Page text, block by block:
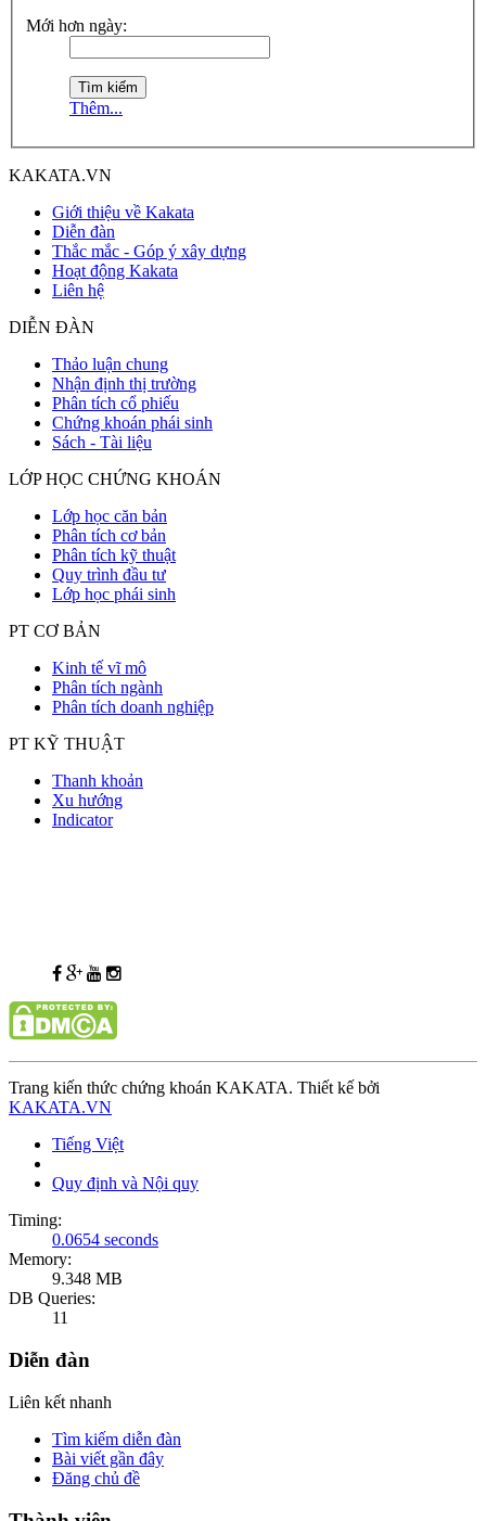
Mới hơn ngày:
Thêm...
KAKATA.VN
Giới thiệu về Kakata
Diễn đàn
Thắc mắc - Góp ý xây dựng
Hoạt động Kakata
Liên hệ
DIỄN ĐÀN
Thảo luận chung
Nhận định thị trường
Phân tích cổ phiếu
Chứng khoán phái sinh
Sách - Tài liệu
LỚP HỌC CHỨNG KHOÁN
Lớp học căn bản
Phân tích cơ bản
Phân tích kỹ thuật
Quy trình đầu tư
Lớp học phái sinh
PT CƠ BẢN
Kinh tế vĩ mô
Phân tích ngành
Phân tích doanh nghiệp
PT KỸ THUẬT
Thanh khoản
Xu hướng
Indicator
Trang kiến thức chứng khoán KAKATA. Thiết kế bởi
KAKATA.VN
Tiếng Việt
Quy định và Nội quy
Timing:
0.0654 seconds
Memory:
9.348 MB
DB Queries:
11
Diễn đàn
Liên kết nhanh
Tìm kiếm diễn đàn
Bài viết gần đây
Đăng chủ đề